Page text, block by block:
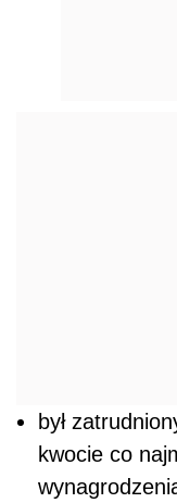
był
kwocie co